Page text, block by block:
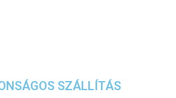
SZÁLLÍTÁS